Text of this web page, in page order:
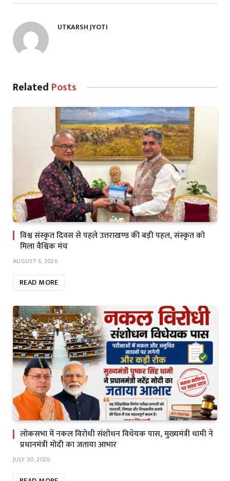
UTKARSH JYOTI
Related Posts
विश्व संस्कृत दिवस से पहले उत्तराखण्ड की बड़ी पहल, संस्कृत को
मिला वैश्विक मंच
AUGUST 6, 2026
READ MORE
लोकसभा में नकल विरोधी संशोधन विधेयक पास, मुख्यमंत्री धामी ने
प्रधानमंत्री मोदी का जताया आभार
JULY 30, 2026